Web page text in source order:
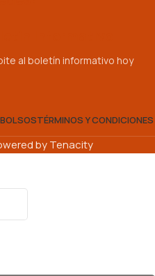
al boletín informativo hoy
TÉRMINOS Y CONDICIONES
by Tenacity